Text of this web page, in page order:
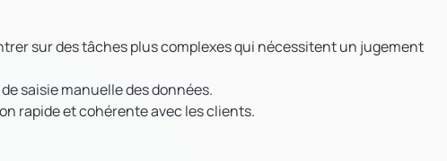
sur des tâches plus complexes qui nécessitent un jugement
saisie manuelle des données.
rapide et cohérente avec les clients.